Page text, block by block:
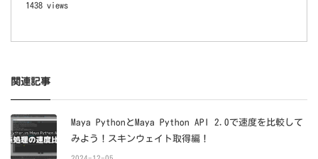
1438 views
関連記事
Maya PythonとMaya Python API 2.0で速度を比較して
みよう！スキンウェイト取得編！